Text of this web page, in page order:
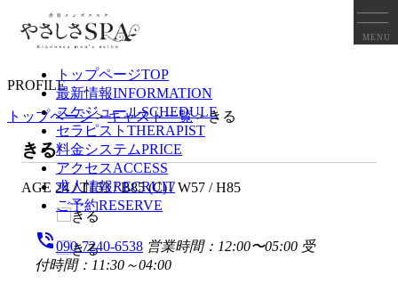
トップページTOP
最新情報INFORMATION
スケジュールSCHEDULE
セラピスト THERAPIST
料金システムPRICE
アクセスACCESS
求人情報RECRUIT
ご予約RESERVE
phone_in_talk090-7240-6538 営業時間：12:00〜05:00 受
付時間：11:30～04:00
MENU
セラピストプロフィール
PROFILE
トップページ>キャスト一覧>きる
きる
AGE 24 / T153 / B85 (C) / W57 / H85